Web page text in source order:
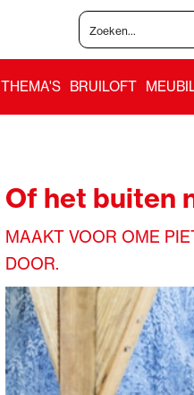
THEMA'S BRUILOFT
Of het buiten
MAAKT VOOR OME
DOOR.